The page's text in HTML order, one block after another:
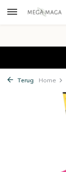
Terug Home